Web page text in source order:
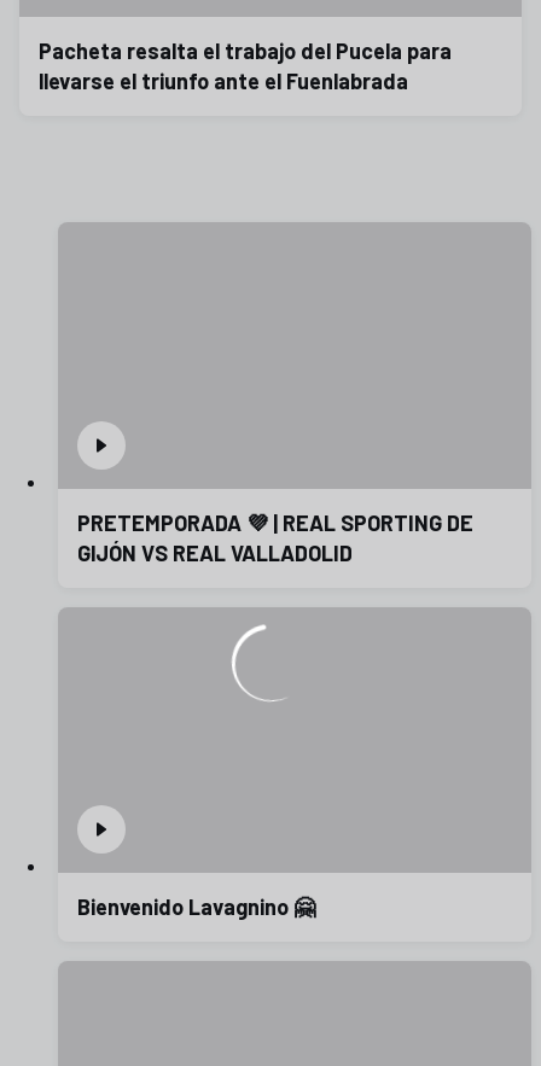
Pacheta resalta el trabajo del Pucela para
llevarse el triunfo ante el Fuenlabrada
PRETEMPORADA 💜 | REAL SPORTING DE
GIJÓN VS REAL VALLADOLID
Bienvenido Lavagnino 🤗